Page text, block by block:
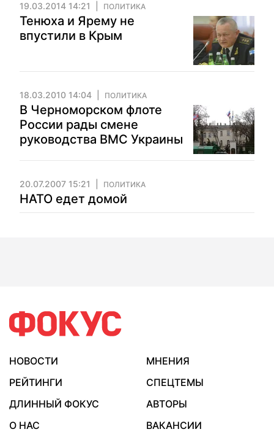
19.03.2014 14:21 ПОЛИТИКА
Тенюха и Ярему не
впустили в Крым
18.03.2010 14:04 ПОЛИТИКА
В Черноморском флоте
России рады смене
руководства ВМС Украины
20.07.2007 15:21 ПОЛИТИКА
НАТО едет домой
НОВОСТИ
МНЕНИЯ
РЕЙТИНГИ
СПЕЦТЕМЫ
ДЛИННЫЙ ФОКУС
АВТОРЫ
О НАС
ВАКАНСИИ